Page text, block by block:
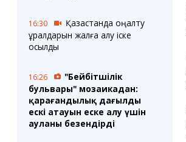
16:30
Қазақстанда оңалту
құралдарын жалға алу іске
қосылды
16:26
"Бейбітшілік
бульвары" мозаикадан:
қарағандылық даңғылдың
ескі атауын еске алу үшін
ауланы безендірді